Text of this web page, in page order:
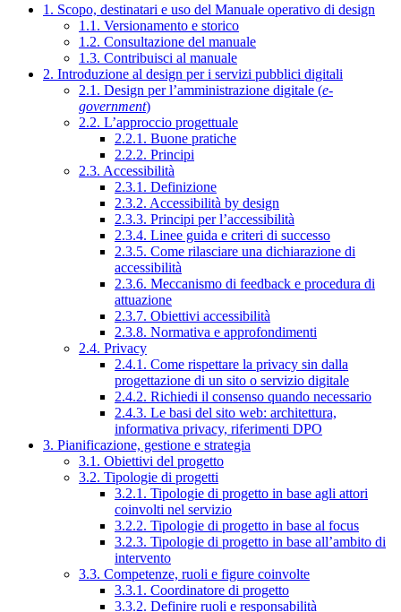
1. Scopo, destinatari e uso del Manuale operativo di design
1.1. Versionamento e storico
1.2. Consultazione del manuale
1.3. Contribuisci al manuale
2. Introduzione al design per i servizi pubblici digitali
2.1. Design per l’amministrazione digitale (e-
government)
2.2. L’approccio progettuale
2.2.1. Buone pratiche
2.2.2. Principi
2.3. Accessibilità
2.3.1. Definizione
2.3.2. Accessibilità by design
2.3.3. Principi per l’accessibilità
2.3.4. Linee guida e criteri di successo
2.3.5. Come rilasciare una dichiarazione di
accessibilità
2.3.6. Meccanismo di feedback e procedura di
attuazione
2.3.7. Obiettivi accessibilità
2.3.8. Normativa e approfondimenti
2.4. Privacy
2.4.1. Come rispettare la privacy sin dalla
progettazione di un sito o servizio digitale
2.4.2. Richiedi il consenso quando necessario
2.4.3. Le basi del sito web: architettura,
informativa privacy, riferimenti DPO
3. Pianificazione, gestione e strategia
3.1. Obiettivi del progetto
3.2. Tipologie di progetti
3.2.1. Tipologie di progetto in base agli attori
coinvolti nel servizio
3.2.2. Tipologie di progetto in base al focus
3.2.3. Tipologie di progetto in base all’ambito di
intervento
3.3. Competenze, ruoli e figure coinvolte
3.3.1. Coordinatore di progetto
3.3.2. Definire ruoli e responsabilità